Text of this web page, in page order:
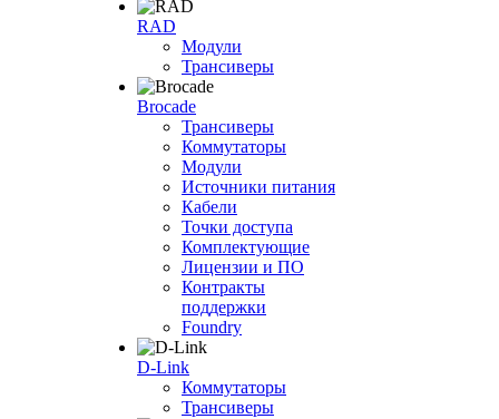
RAD
Модули
Трансиверы
Brocade
Трансиверы
Коммутаторы
Модули
Источники питания
Кабели
Точки доступа
Комплектующие
Лицензии и ПО
Контракты
поддержки
Foundry
D-Link
Коммутаторы
Трансиверы